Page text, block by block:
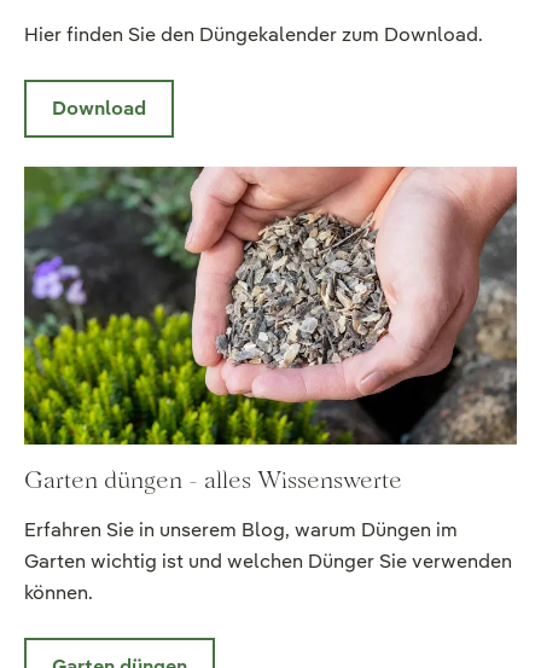
Hier finden Sie den Düngekalender zum Download.
Download
Garten düngen - alles Wissenswerte
Erfahren Sie in unserem Blog, warum Düngen im
Garten wichtig ist und welchen Dünger Sie verwenden
können.